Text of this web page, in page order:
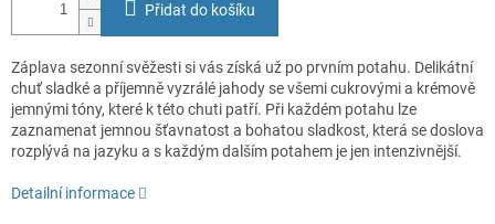
Přidat do košíku
Záplava sezonní svěžesti si vás získá už po prvním potahu. Delikátní
chuť sladké a příjemně vyzrálé jahody se všemi cukrovými a krémově
jemnými tóny, které k této chuti patří. Při každém potahu lze
zaznamenat jemnou šťavnatost a bohatou sladkost, která se doslova
rozplývá na jazyku a s každým dalším potahem je jen intenzivnější.
Detailní informace